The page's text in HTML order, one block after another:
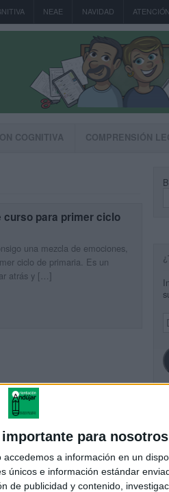
para nosotros
accedemos a información en un
únicos e información estándar
de publicidad y contenido,
NEAE NAVIDAD ATENCIÓN
COGNITIVA COMPRENSIÓN
curso para primer ciclo
una mezcla de emociones,
ciclo de primaria. Es un
atrás y […]